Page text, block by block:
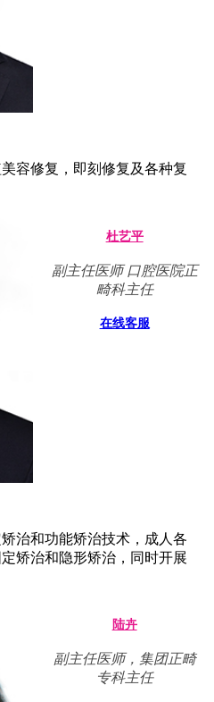
容修复，即刻修复及各种复
杜艺平
副主任医师 口腔医院正
畸科主任
在线客服
治和功能矫治技术，成人各
矫治和隐形矫治，同时开展
陆卉
副主任医师，集团正畸
专科主任